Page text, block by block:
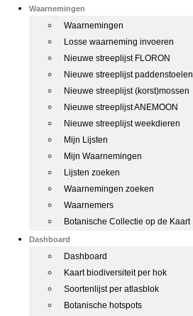
Waarnemingen
Waarnemingen
Losse waarneming invoeren
Nieuwe streeplijst FLORON
Nieuwe streeplijst paddenstoelen
Nieuwe streeplijst (korst)mossen
Nieuwe streeplijst ANEMOON
Nieuwe streeplijst weekdieren
Mijn Lijsten
Mijn Waarnemingen
Lijsten zoeken
Waarnemingen zoeken
Waarnemers
Botanische Collectie op de Kaart
Dashboard
Dashboard
Kaart biodiversiteit per hok
Soortenlijst per atlasblok
Botanische hotspots